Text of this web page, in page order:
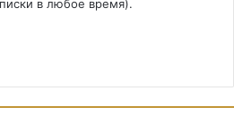
в любое время).